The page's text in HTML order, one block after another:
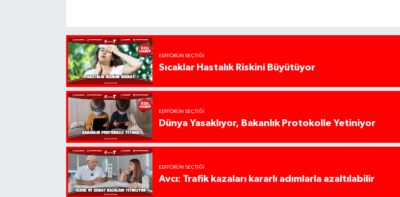
EDITÖRÜN SEÇTIĞI
Sıcaklar Hastalık Riskini Büyütüyor
EDITÖRÜN SEÇTIĞI
Dünya Yasaklıyor, Bakanlık Protokolle Yetiniyor
EDITÖRÜN SEÇTIĞI
Avcı: Trafik kazaları kararlı adımlarla azaltılabilir